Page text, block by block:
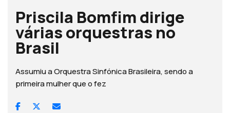
Priscila Bomfim dirige
várias orquestras no
Brasil
Assumiu a Orquestra Sinfónica Brasileira, sendo a
primeira mulher que o fez